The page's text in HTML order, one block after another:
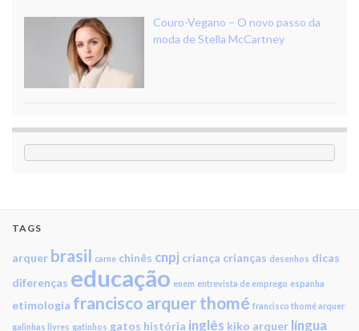
Couro-Vegano – O novo passo da
moda de Stella McCartney
TAGS
arquer brasil carne chinês cnpj criança crianças desenhos dicas
diferenças educação enem entrevista de emprego espanha
etimologia francisco arquer thomé francisco thomé arquer
galinhas livres gatinhos gatos história inglês kiko arquer língua